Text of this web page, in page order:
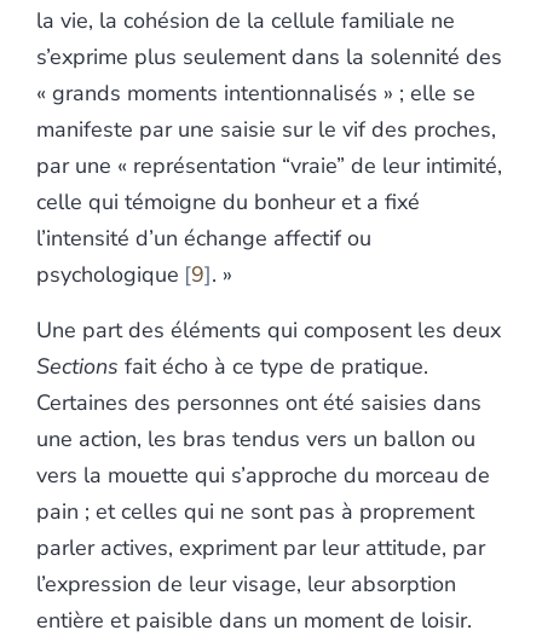
la vie, la cohésion de la cellule familiale ne
s’exprime plus seulement dans la solennité des
« grands moments intentionnalisés » ; elle se
manifeste par une saisie sur le vif des proches,
par une « représentation “vraie” de leur intimité,
celle qui témoigne du bonheur et a fixé
l’intensité d’un échange affectif ou
psychologique 9 . »
Une part des éléments qui composent les deux
Sections fait écho à ce type de pratique.
Certaines des personnes ont été saisies dans
une action, les bras tendus vers un ballon ou
vers la mouette qui s’approche du morceau de
pain ; et celles qui ne sont pas à proprement
parler actives, expriment par leur attitude, par
l’expression de leur visage, leur absorption
entière et paisible dans un moment de loisir.